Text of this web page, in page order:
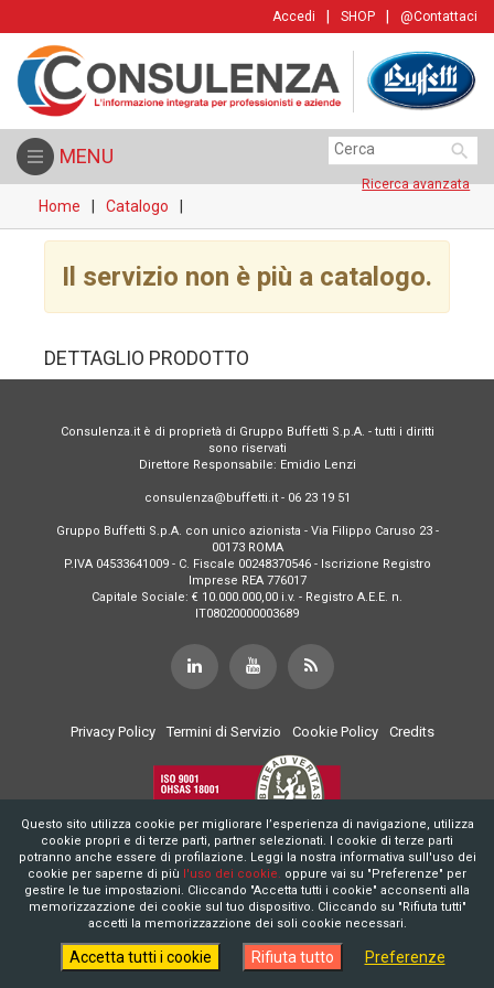
Accedi SHOP @Contattaci

Ricerca avanzata
MENU
Home Catalogo
Il servizio non è più a catalogo.
DETTAGLIO PRODOTTO
Consulenza.it è di proprietà di Gruppo Buffetti S.p.A. - tutti i diritti
sono riservati
Direttore Responsabile: Emidio Lenzi
consulenza@buffetti.it - 06 23 19 51
Gruppo Buffetti S.p.A. con unico azionista - Via Filippo Caruso 23 -
00173 ROMA
P.IVA 04533641009 - C. Fiscale 00248370546 - Iscrizione Registro
Imprese REA 776017
Capitale Sociale: € 10.000.000,00 i.v. - Registro A.E.E. n.
IT08020000003689
Privacy Policy Termini di Servizio Cookie Policy Credits
Questo sito utilizza cookie per migliorare l’esperienza di navigazione, utilizza
cookie propri e di terze parti, partner selezionati. I cookie di terze parti
potranno anche essere di profilazione. Leggi la nostra informativa sull'uso dei
cookie per saperne di più l'uso dei cookie. oppure vai su "Preferenze" per
gestire le tue impostazioni. Cliccando "Accetta tutti i cookie" acconsenti alla
memorizzazzione dei cookie sul tuo dispositivo. Cliccando su "Rifiuta tutti"
accetti la memorizzazzione dei soli cookie necessari.
Accetta tutti i cookie Rifiuta tutto Preferenze